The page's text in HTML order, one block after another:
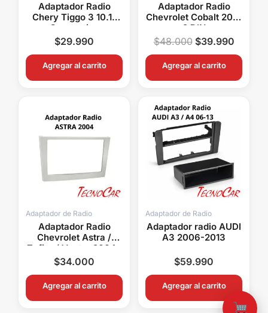
Adaptador Radio
Chery Tiggo 3 10.1″
Connection
AMCE017T
$29.990
Agregar al carrito
Adaptador Radio
Chevrolet Cobalt 2016
2 DIN
$48.000 $39.990
Agregar al carrito
Adaptador de Radio
Adaptador Radio
Chevrolet Astra /
Zafira / Vectra 2004+
Metra ACHP009
$34.000
Agregar al carrito
Adaptador de Radio
Adaptador radio AUDI
A3 2006-2013
$59.990
Agregar al carrito